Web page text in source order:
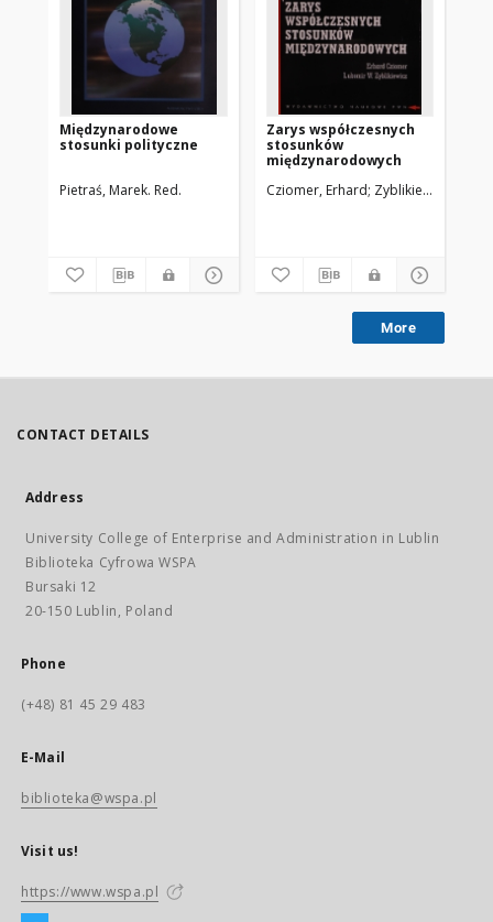
Międzynarodowe
stosunki polityczne
Pietraś, Marek. Red.
Zarys współczesnych
stosunków
międzynarodowych
Cziomer, Erhard Zyblikiewicz,
More
CONTACT DETAILS
Address
University College of Enterprise and Administration in Lublin
Biblioteka Cyfrowa WSPA
Bursaki 12
20-150 Lublin, Poland
Phone
(+48) 81 45 29 483
E-Mail
biblioteka@wspa.pl
Visit us!
https://www.wspa.pl